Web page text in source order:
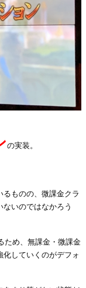
の実装。
ものの、微課金クラ
いのではなかろう
ため、無課金・微課金
していくのがデフォ